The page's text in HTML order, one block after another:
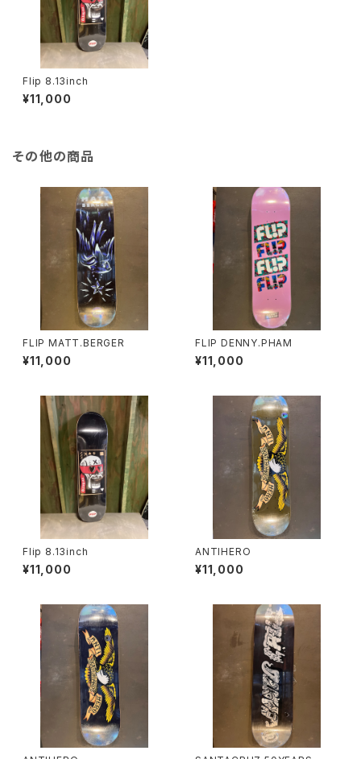
Flip 8.13inch
¥11,000
その他の商品
FLIP MATT.BERGER
¥11,000
FLIP DENNY.PHAM
¥11,000
Flip 8.13inch
¥11,000
ANTIHERO
¥11,000